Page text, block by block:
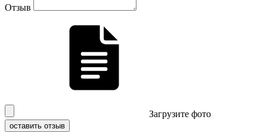
Отзыв
Загрузите фото
оставить отзыв